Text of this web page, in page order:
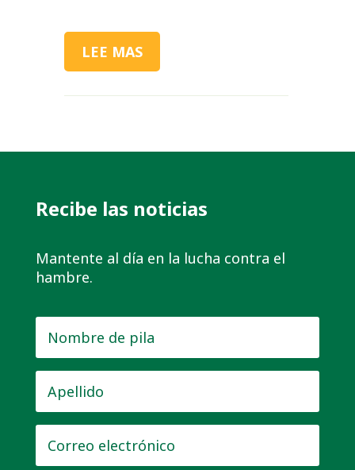
LEE MAS
Recibe las noticias
Mantente al día en la lucha contra el
hambre.
de
pila *
electrónico *